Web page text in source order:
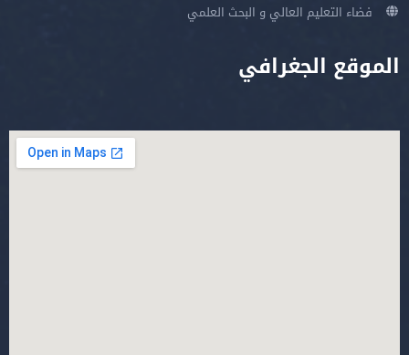
فضاء التعليم العالي و البحث العلمي
الموقع الجغرافي